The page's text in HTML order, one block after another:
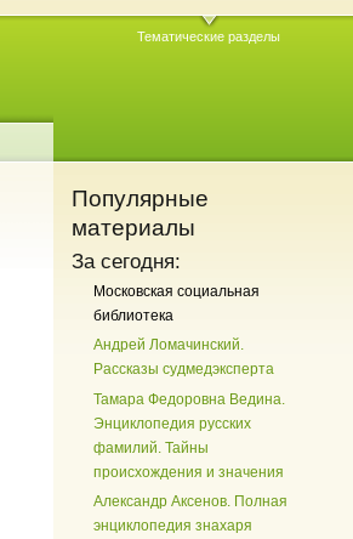
Тематические разделы
Популярные
материалы
За сегодня:
Московская социальная
библиотека
Андрей Ломачинский.
Рассказы судмедэксперта
Тамара Федоровна Ведина.
Энциклопедия русских
фамилий. Тайны
происхождения и значения
Александр Аксенов. Полная
энциклопедия знахаря